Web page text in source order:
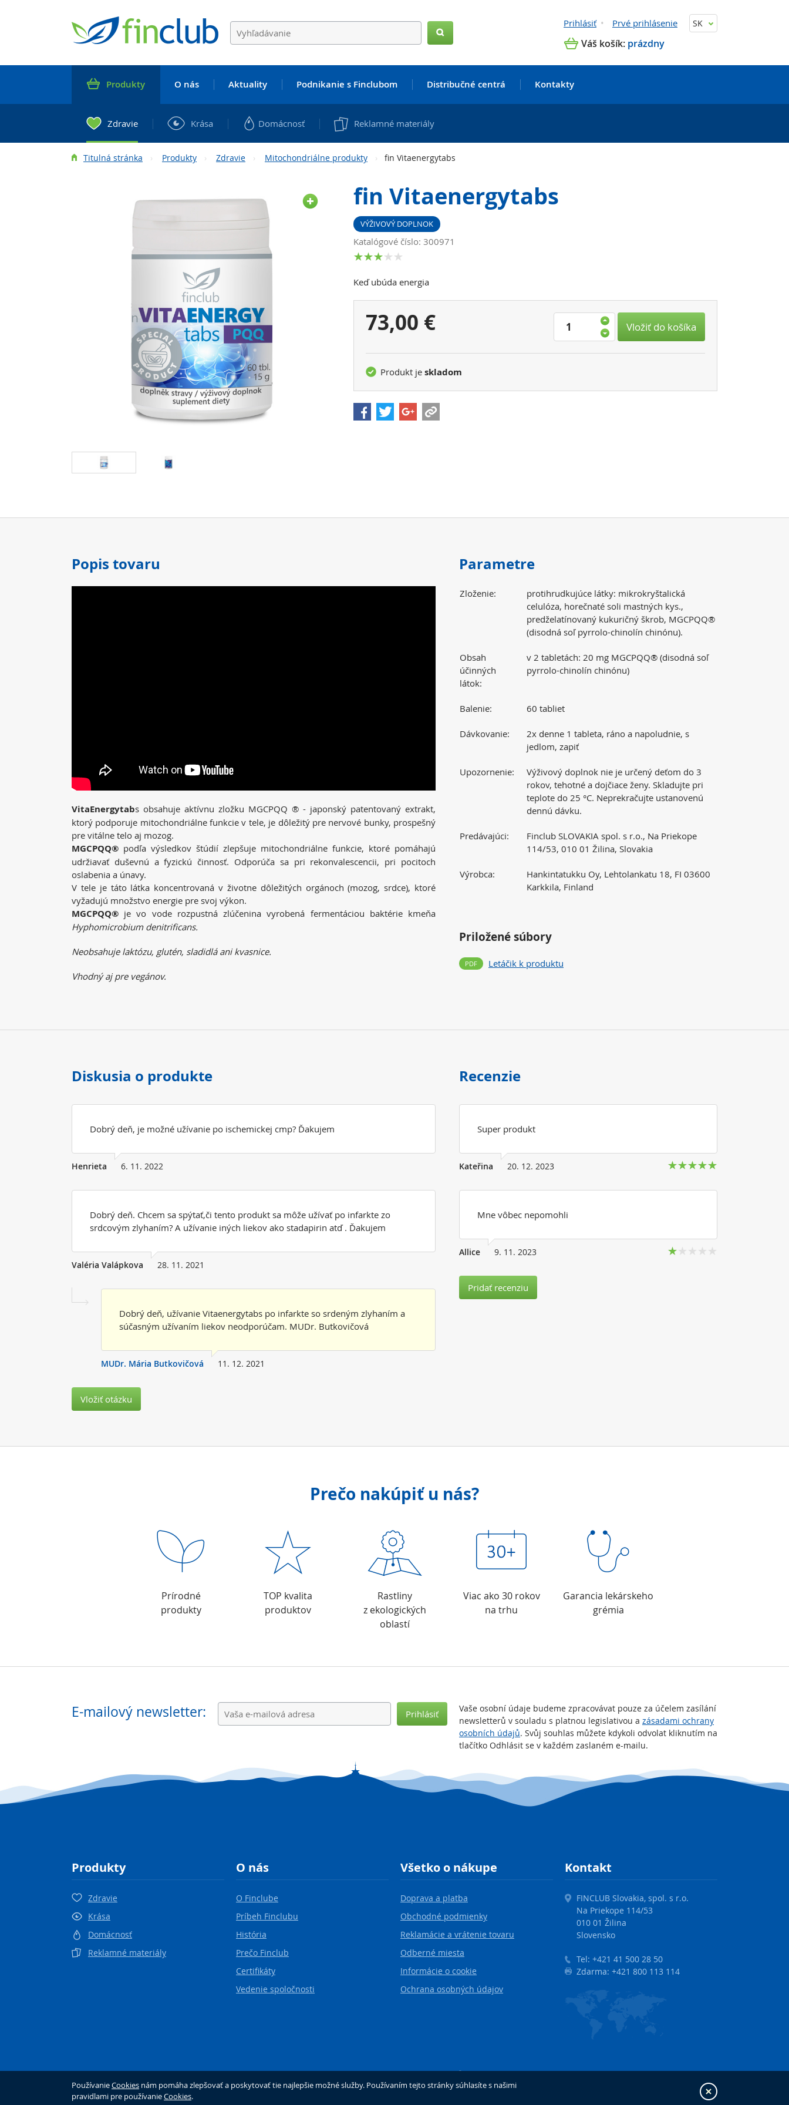
SK
Prihlásiť Prvé prihlásenie
Váš košík: prázdny
Produkty O nás Aktuality Podnikanie s Finclubom Distribučné centrá Kontakty
Zdravie Krása Domácnosť Reklamné materiály
Titulná stránka Produkty Zdravie Mitochondriálne produkty fin Vitaenergytabs
fin Vitaenergytabs
VÝŽIVOVÝ DOPLNOK
Katalógové číslo: 300971
Keď ubúda energia
Vaša
73,00 € Vložiť do košíka
Produkt je skladom
Popis tovaru
VitaEnergytabs obsahuje aktívnu zložku MGCPQQ ® - japonský patentovaný extrakt,
ktorý podporuje mitochondriálne funkcie v tele, je dôležitý pre nervové bunky, prospešný
pre vitálne telo aj mozog.
MGCPQQ® podľa výsledkov štúdií zlepšuje mitochondriálne funkcie, ktoré pomáhajú
udržiavať duševnú a fyzickú činnosť. Odporúča sa pri rekonvalescencii, pri pocitoch
oslabenia a únavy.
V tele je táto látka koncentrovaná v životne dôležitých orgánoch (mozog, srdce), ktoré
vyžadujú množstvo energie pre svoj výkon.
MGCPQQ® je vo vode rozpustná zlúčenina vyrobená fermentáciou baktérie kmeňa
Hyphomicrobium denitrificans.
Neobsahuje laktózu, glutén, sladidlá ani kvasnice.
Vhodný aj pre vegánov.
Parametre
Zloženie:
protihrudkujúce látky: mikrokryštalická
celulóza, horečnaté soli mastných kys.,
predželatínovaný kukuričný škrob, MGCPQQ®
(disodná soľ pyrrolo-chinolín chinónu).
Obsah
účinných
látok:
v 2 tabletách: 20 mg MGCPQQ® (disodná soľ
pyrrolo-chinolín chinónu)
Balenie: 60 tabliet
Dávkovanie:
2x denne 1 tableta, ráno a napoludnie, s
jedlom, zapiť
Upozornenie:
Výživový doplnok nie je určený deťom do 3
rokov, tehotné a dojčiace ženy. Skladujte pri
teplote do 25 °C. Neprekračujte ustanovenú
dennú dávku.
Predávajúci:
Finclub SLOVAKIA spol. s r.o., Na Priekope
114/53, 010 01 Žilina, Slovakia
Výrobca:
Hankintatukku Oy, Lehtolankatu 18, FI 03600
Karkkila, Finland
Priložené súbory
Letáčik k produktu
Diskusia o produkte
Dobrý deň, je možné užívanie po ischemickej cmp? Ďakujem
Henrieta 6. 11. 2022
Dobrý deň. Chcem sa spýtať,či tento produkt sa môže užívať po infarkte zo
srdcovým zlyhaním? A užívanie iných liekov ako stadapirin atď . Ďakujem
Valéria Valápkova 28. 11. 2021
Dobrý deň, užívanie Vitaenergytabs po infarkte so srdeným zlyhaním a
súčasným užívaním liekov neodporúčam. MUDr. Butkovičová
MUDr. Mária Butkovičová 11. 12. 2021
Vložiť otázku
Recenzie
Super produkt
Kateřina 20. 12. 2023
Mne vôbec nepomohli
Allice 9. 11. 2023
Pridať recenziu
Prečo nakúpiť u nás?
Prírodné
produkty
TOP kvalita
produktov
Rastliny
z ekologických
oblastí
Viac ako 30 rokov
na trhu
Garancia lekárskeho
grémia
E-mailový newsletter:
Vaše osobní údaje budeme zpracovávat pouze za účelem zasílání
newsletterů v souladu s platnou legislativou a zásadami ochrany
osobních údajů. Svůj souhlas můžete kdykoli odvolat kliknutím na
tlačítko Odhlásit se v každém zaslaném e-mailu.
Prihlásiť
Produkty
Zdravie
Krása
Domácnosť
Reklamné materiály
O nás
O Finclube
Príbeh Finclubu
História
Prečo Finclub
Certifikáty
Vedenie spoločnosti
Všetko o nákupe
Doprava a platba
Obchodné podmienky
Reklamácie a vrátenie tovaru
Odberné miesta
Informácie o cookie
Ochrana osobných údajov
Kontakt
FINCLUB Slovakia, spol. s r.o.
Na Priekope 114/53
010 01 Žilina
Slovensko
Tel: +421 41 500 28 50
Zdarma: +421 800 113 114
PoužívanieCookies nám pomáha zlepšovať a poskytovať tie najlepšie možné služby. Používaním tejto stránky súhlasíte s našimi
pravidlami pre používanieCookies.